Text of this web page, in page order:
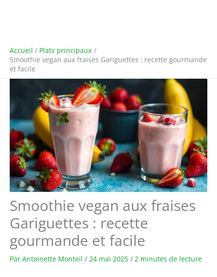
Accueil
Plats principaux
Smoothie vegan aux fraises Gariguettes : recette gourmande
et facile
Smoothie vegan aux fraises
Gariguettes : recette
gourmande et facile
Par Antoinette Monteil / 24 mai 2025 / 2 minutes de lecture